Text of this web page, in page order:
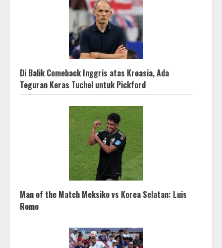
Di Balik Comeback Inggris atas Kroasia, Ada
Teguran Keras Tuchel untuk Pickford
Man of the Match Meksiko vs Korea Selatan: Luis
Romo